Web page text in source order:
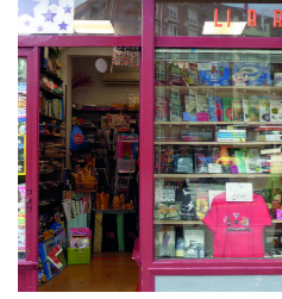
Previous